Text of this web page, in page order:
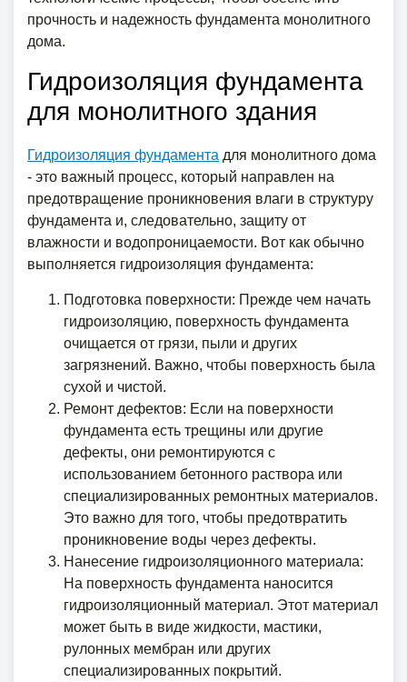
прочность и надежность фундамента монолитного
дома.
Гидроизоляция фундамента
для монолитного здания
Гидроизоляция фундамента для монолитного дома
- это важный процесс, который направлен на
предотвращение проникновения влаги в структуру
фундамента и, следовательно, защиту от
влажности и водопроницаемости. Вот как обычно
выполняется гидроизоляция фундамента:
Подготовка поверхности: Прежде чем начать
гидроизоляцию, поверхность фундамента
очищается от грязи, пыли и других
загрязнений. Важно, чтобы поверхность была
сухой и чистой.
Ремонт дефектов: Если на поверхности
фундамента есть трещины или другие
дефекты, они ремонтируются с
использованием бетонного раствора или
специализированных ремонтных материалов.
Это важно для того, чтобы предотвратить
проникновение воды через дефекты.
Нанесение гидроизоляционного материала:
На поверхность фундамента наносится
гидроизоляционный материал. Этот материал
может быть в виде жидкости, мастики,
рулонных мембран или других
специализированных покрытий.